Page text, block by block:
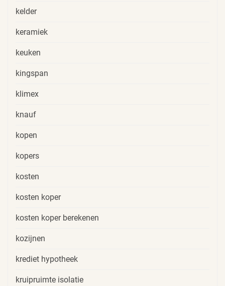
kelder
keramiek
keuken
kingspan
klimex
knauf
kopen
kopers
kosten
kosten koper
kosten koper berekenen
kozijnen
krediet hypotheek
kruipruimte isolatie